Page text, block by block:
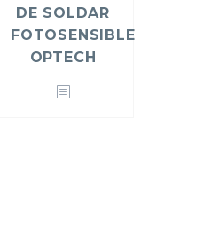
DE SOLDAR
FOTOSENSIBLE
OPTECH